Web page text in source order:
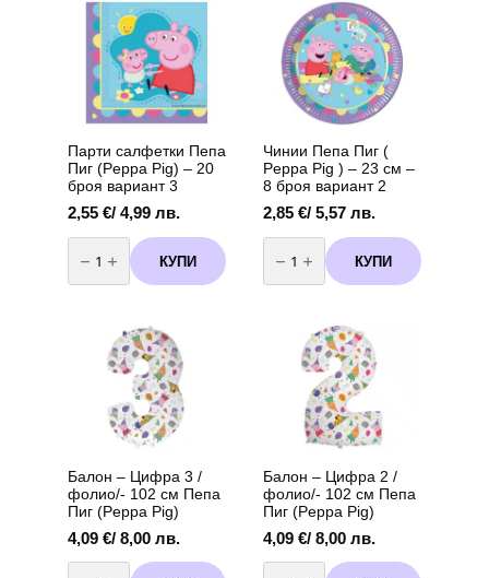
Парти салфетки Пепа
Пиг (Peppa Pig) – 20
броя вариант 3
2,55 €/ 4,99 лв.
количество
за
Парти
салфетки
вариант
КУПИ
Чинии Пепа Пиг (
Peppa Pig ) – 23 см –
8 броя вариант 2
2,85 €/ 5,57 лв.
количество
за
Чинии
Пепа
2
КУПИ
Балон – Цифра 3 /
фолио/- 102 см Пепа
Пиг (Peppa Pig)
4,09 €/ 8,00 лв.
количество
Балон – Цифра 2 /
фолио/- 102 см Пепа
Пиг (Peppa Pig)
4,09 €/ 8,00 лв.
количество